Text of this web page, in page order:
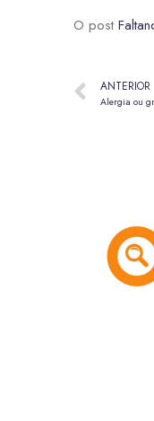
O post
ANTERIOR
Alergia ou